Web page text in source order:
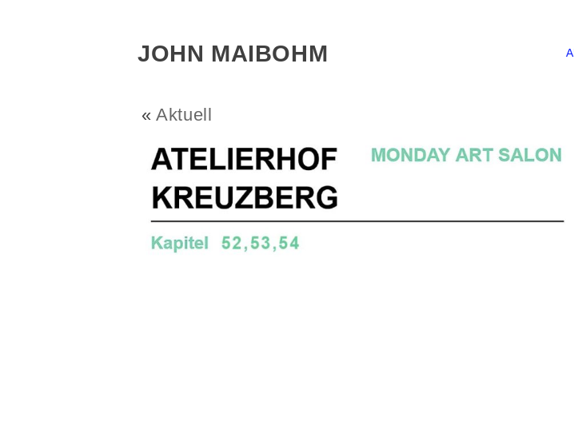
JOHN MAIBOHM
«Aktuell